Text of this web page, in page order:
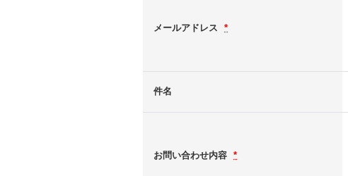
メールアドレス *
件名
お問い合わせ内容 *